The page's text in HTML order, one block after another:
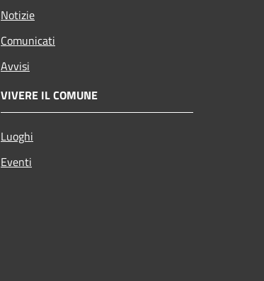
Notizie
Comunicati
Avvisi
VIVERE IL COMUNE
Luoghi
Eventi